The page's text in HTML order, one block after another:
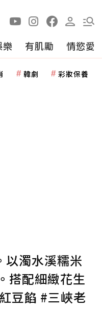
樂 有肌勵 情慾愛
韓劇 彩妝保養
濁水溪糯米
搭配細緻花生
豆餡 #三峽老